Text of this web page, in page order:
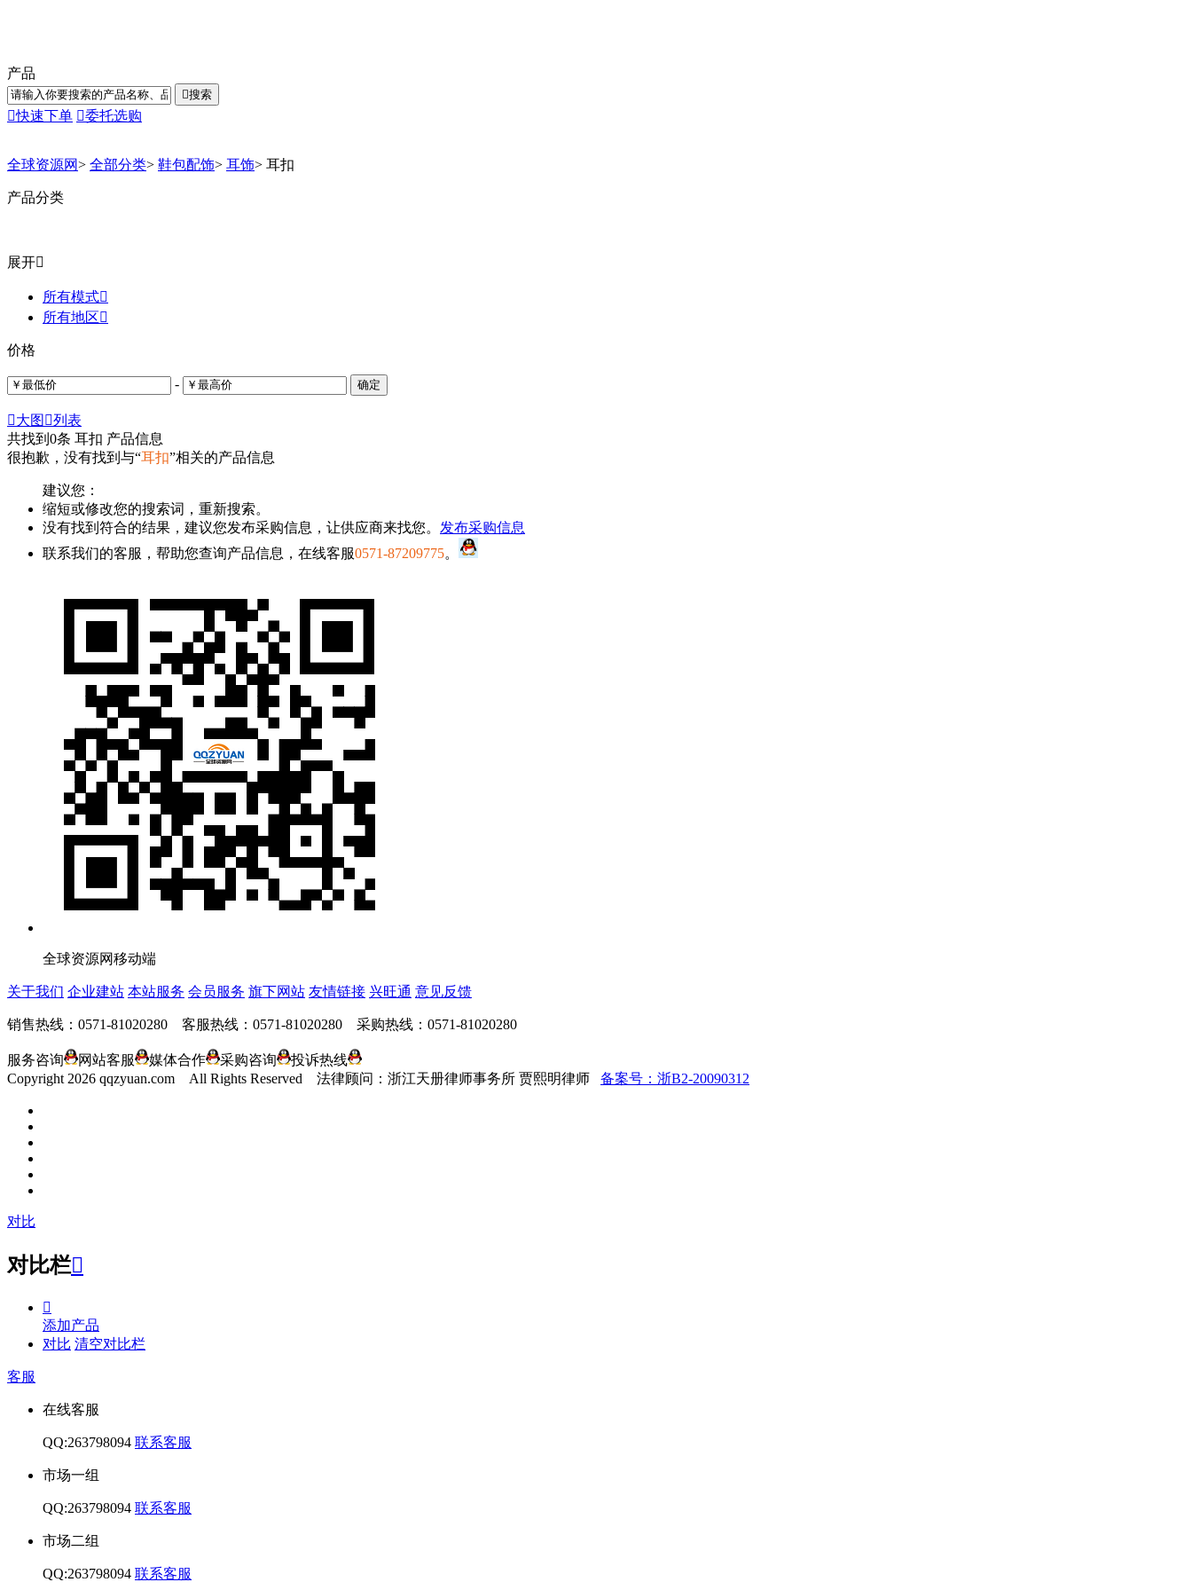
产品
搜索
快速下单 委托选购
全球资源网> 全部分类> 鞋包配饰> 耳饰> 耳扣
产品分类
展开
所有模式
所有地区
价格
- 确定
大图 列表
共找到 0条 耳扣 产品信息
很抱歉，没有找到与“耳扣”相关的产品信息
建议您：
缩短或修改您的搜索词，重新搜索。
没有找到符合的结果，建议您发布采购信息，让供应商来找您。 发布采购信息
联系我们的客服，帮助您查询产品信息，在线客服0571-87209775。
全球资源网移动端
关于我们 企业建站 本站服务 会员服务 旗下网站 友情链接 兴旺通 意见反馈
销售热线：0571-81020280 客服热线：0571-81020280 采购热线：0571-81020280
服务咨询 网站客服 媒体合作 采购咨询
投诉热线
Copyright 2026 qqzyuan.com All Rights Reserved 法律顾问：浙江天册律师事务所 贾熙明律师 备案号：浙B2-20090312
对比
对比栏

添加产品
对比 清空对比栏
客服
在线客服
QQ:263798094 联系客服
市场一组
QQ:263798094 联系客服
市场二组
QQ:263798094 联系客服